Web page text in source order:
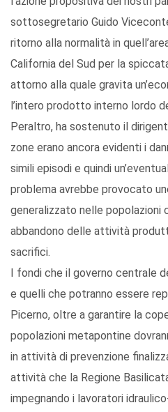
sottosegretario Guido
ritorno alla normalità in
California del Sud per la
attorno alla quale gravita
l’intero prodotto interno lordo
Peraltro, ha sostenuto il
zone erano ancora evidenti i
simili episodi e quindi
problema avrebbe provocato
generalizzato nelle popolazioni
abbandono delle attività
sacrifici.
I fondi che il governo centrale
e quelli che potranno essere
Picerno, oltre a garantire la
popolazioni metapontine
in attività di prevenzione
attività che la Regione
impegnando i lavoratori